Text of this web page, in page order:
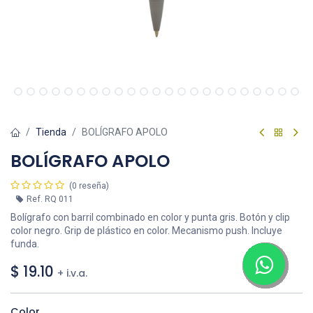
Tienda BOLÍGRAFO APOLO
BOLÍGRAFO APOLO
(0 reseña)
Ref. RQ 011
Bolígrafo con barril combinado en color y punta gris. Botón y clip
color negro. Grip de plástico en color. Mecanismo push. Incluye
funda.
$ 19.10 + i.v.a.